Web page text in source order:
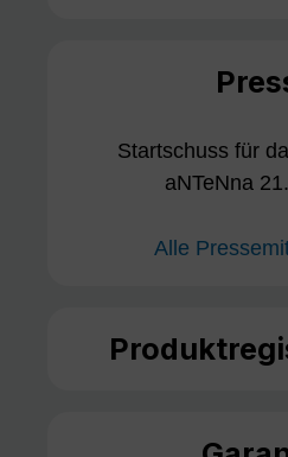
Startschuss für
aNTeNna
Alle